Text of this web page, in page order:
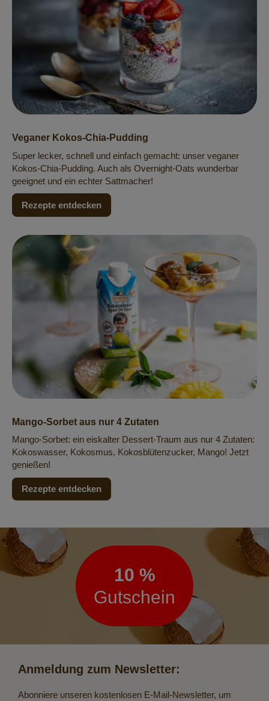
Veganer Kokos-Chia-Pudding
Super lecker, schnell und einfach gemacht: unser veganer
Kokos-Chia-Pudding. Auch als Overnight-Oats wunderbar
geeignet und ein echter Sattmacher!
Rezepte entdecken
Mango-Sorbet aus nur 4 Zutaten
Mango-Sorbet: ein eiskalter Dessert-Traum aus nur 4 Zutaten:
Kokoswasser, Kokosmus, Kokosblütenzucker, Mango! Jetzt
genießen!
Rezepte entdecken
Newsletter
10 %
Gutschein
Anmeldung zum Newsletter:
Abonniere unseren kostenlosen E-Mail-Newsletter, um